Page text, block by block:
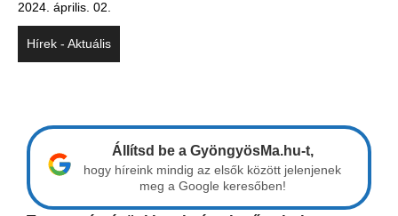
2024. április. 02.
Hírek - Aktuális
Állítsd be a GyöngyösMa.hu-t,
hogy híreink mindig az elsők között jelenjenek
meg a Google keresőben!